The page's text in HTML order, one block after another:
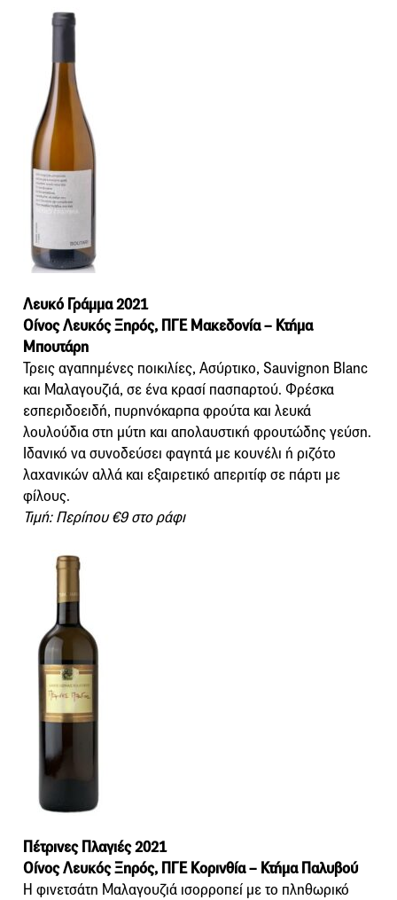
Λευκό Γράμμα 2021
Οίνος Λευκός Ξηρός, ΠΓΕ Μακεδονία – Κτήμα
Μπουτάρη
Τρεις αγαπημένες ποικιλίες, Ασύρτικο, Sauvignon Blanc
και Μαλαγουζιά, σε ένα κρασί πασπαρτού. Φρέσκα
εσπεριδοειδή, πυρηνόκαρπα φρούτα και λευκά
λουλούδια στη μύτη και απολαυστική φρουτώδης γεύση.
Ιδανικό να συνοδεύσει φαγητά με κουνέλι ή ριζότο
λαχανικών αλλά και εξαιρετικό απεριτίφ σε πάρτι με
φίλους.
Τιμή: Περίπου €9 στο ράφι
Πέτρινες Πλαγιές 2021
Οίνος Λευκός Ξηρός, ΠΓΕ Κορινθία – Κτήμα Παλυβού
Η φινετσάτη Μαλαγουζιά ισορροπεί με το πληθωρικό